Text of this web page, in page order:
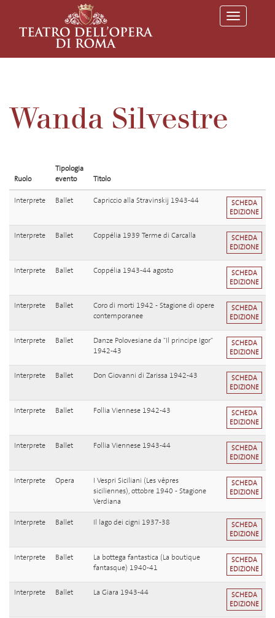
T
o
l
Wanda Silvestre
Ruolo
Tipologia
evento
Titolo
Interprete Ballet Capriccio alla Stravinskij 1943-44
SCHEDA
EDIZIONE
Interprete Ballet Coppélia 1939 Terme di Carcalla
SCHEDA
EDIZIONE
Interprete Ballet Coppélia 1943-44 agosto
SCHEDA
EDIZIONE
Interprete Ballet
Coro di morti 1942 - Stagione di opere
contemporanee
SCHEDA
EDIZIONE
Interprete Ballet
Danze Polovesiane da "Il principe Igor"
1942-43
SCHEDA
EDIZIONE
Interprete Ballet Don Giovanni di Zarissa 1942-43
SCHEDA
EDIZIONE
Interprete Ballet Follia Viennese 1942-43
SCHEDA
EDIZIONE
Interprete Ballet Follia Viennese 1943-44
SCHEDA
EDIZIONE
Interprete Opera
I Vespri Siciliani (Les vêpres
siciliennes), ottobre 1940 - Stagione
Verdiana
SCHEDA
EDIZIONE
Interprete Ballet Il lago dei cigni 1937-38
SCHEDA
EDIZIONE
Interprete Ballet
La bottega fantastica (La boutique
fantasque) 1940-41
SCHEDA
EDIZIONE
Interprete Ballet La Giara 1943-44
SCHEDA
EDIZIONE